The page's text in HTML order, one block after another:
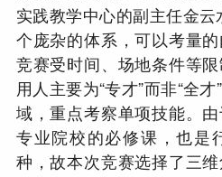
实践教学中心的副主任金
个庞杂的体系，可以考量
竞赛受时间、场地条件等
用人主要为“专才”而非“全
域，重点考察单项技能。
专业院校的必修课，也是
种，故本次竞赛选择了三